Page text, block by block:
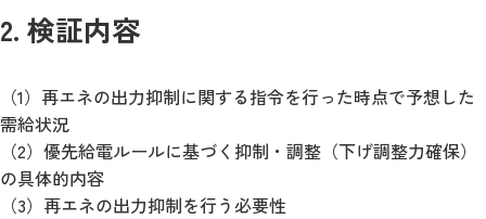
2. 検証内容
（1）再エネの出力抑制に関する指令を行った時点で予想した
需給状況
（2）優先給電ルールに基づく抑制・調整（下げ調整力確保）
の具体的内容
（3）再エネの出力抑制を行う必要性